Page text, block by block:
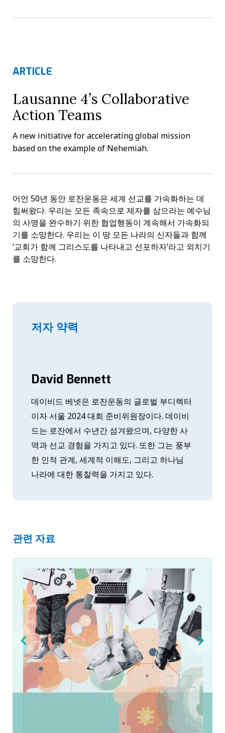
ARTICLE
Lausanne 4’s Collaborative
Action Teams
A new initiative for accelerating global mission
based on the example of Nehemiah.
어언 50년 동안 로잔운동은 세계 선교를 가속화하는 데
힘써왔다. 우리는 모든 족속으로 제자를 삼으라는 예수님
의 사명을 완수하기 위한 협업행동이 계속해서 가속화되
기를 소망한다. 우리는 이 땅 모든 나라의 신자들과 함께
‘교회가 함께 그리스도를 나타내고 선포하자’라고 외치기
를 소망한다.
저자 약력
David Bennett
데이비드 베넷은 로잔운동의 글로벌 부디렉터
이자 서울 2024 대회 준비위원장이다. 데이비
드는 로잔에서 수년간 섬겨왔으며, 다양한 사
역과 선교 경험을 가지고 있다. 또한 그는 풍부
한 인적 관계, 세계적 이해도, 그리고 하나님
나라에 대한 통찰력을 가지고 있다.
관련 자료